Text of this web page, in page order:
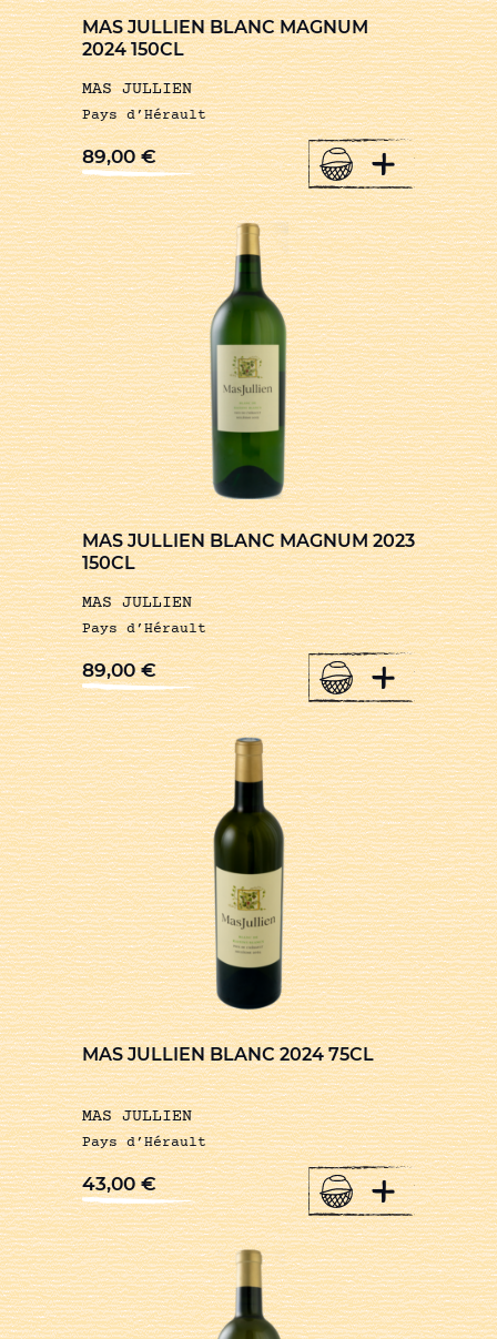
MAS JULLIEN BLANC MAGNUM
2024 150CL
MAS JULLIEN
Pays d’Hérault
89,00€ +
MAS JULLIEN BLANC MAGNUM 2023
150CL
MAS JULLIEN
Pays d’Hérault
89,00€ +
MAS JULLIEN BLANC 2024 75CL
MAS JULLIEN
Pays d’Hérault
43,00€ +